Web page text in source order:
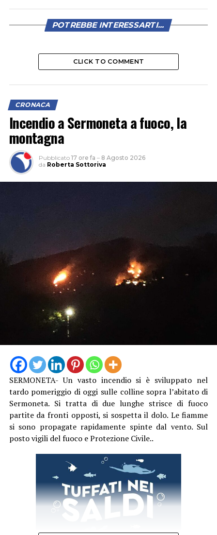
POTREBBE INTERESSARTI...
CLICK TO COMMENT
CRONACA
Incendio a Sermoneta a fuoco, la
montagna
Pubblicato 17 ore fa – 8 Agosto 2026
da Roberta Sottoriva
SERMONETA- Un vasto incendio si è sviluppato nel
tardo pomeriggio di oggi sulle colline sopra l’abitato di
Sermoneta. Si tratta di due lunghe strisce di fuoco
partite da fronti opposti, si sospetta il dolo. Le fiamme
si sono propagate rapidamente spinte dal vento. Sul
posto vigili del fuoco e Protezione Civile..